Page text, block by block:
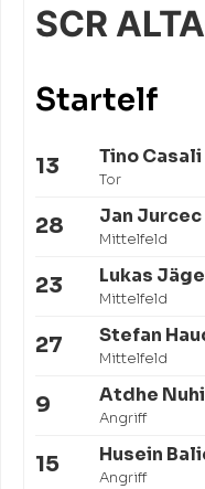
SCR
Startelf
13 Tino Casali
Tor
28 Jan Jurcec
Mittelfeld
23 Lukas
Mittelfeld
27 Stefan
Mittelfeld
9 Atdhe
Angriff
15 Husein
Angriff